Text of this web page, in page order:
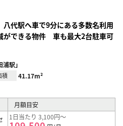
八代駅へ車で9分にある多数名利用
ができる物件 車も最大2台駐車可
駅」
積 41.17m²
月額目安
1日当たり 3,100円～